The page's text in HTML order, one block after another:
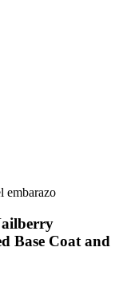
embarazo
Base Coat and